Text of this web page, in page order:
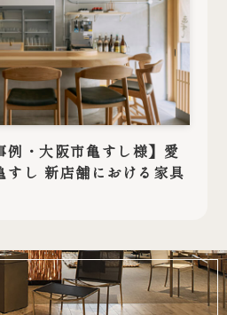
例・大阪市亀すし様】愛
すし 新店舗における家具